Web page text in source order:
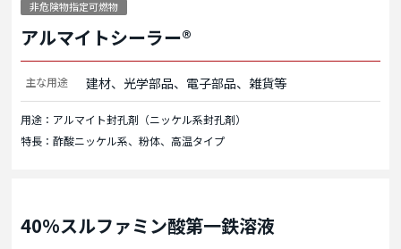
非危険物指定可燃物
アルマイトシーラー®
主な用途 建材、光学部品、電子部品、雑貨等
用途：アルマイト封孔剤（ニッケル系封孔剤）
特長：酢酸ニッケル系、粉体、高温タイプ
40%スルファミン酸第一鉄溶液